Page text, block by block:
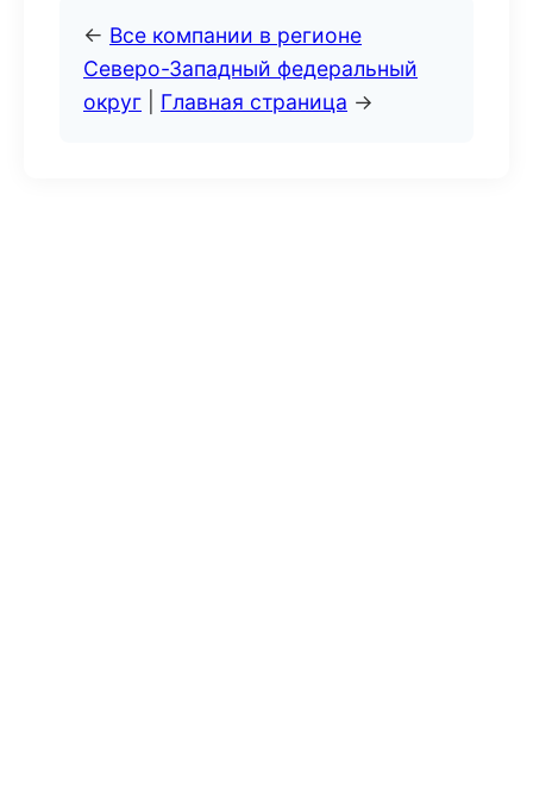
← Все компании в регионе
Северо-Западный федеральный
округ
Главная страница →